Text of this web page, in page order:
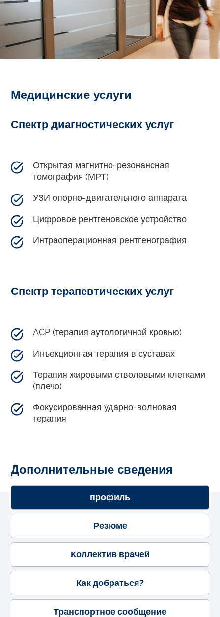
Медицинские услуги
Спектр диагностических услуг
Открытая магнитно-резонансная
томография (МРТ)
УЗИ опорно-двигательного аппарата
Цифровое рентгеновское устройство
Интраоперационная рентгенография
Спектр терапевтических услуг
ACP (терапия аутологичной кровью)
Инъекционная терапия в суставах
Терапия жировыми стволовыми клетками
(плечо)
Фокусированная ударно-волновая
терапия
Дополнительные сведения
профиль
Резюме
Коллектив врачей
Как добраться?
Транспортное сообщение